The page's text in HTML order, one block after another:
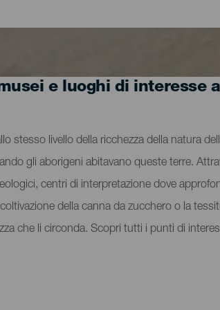
e luoghi di interesse
stesso livello della ricchezza della natura
gli aborigeni abitavano queste terre.
centri di interpretazione dove
della canna da zucchero o la
che li circonda. Scopri tutti i punti di